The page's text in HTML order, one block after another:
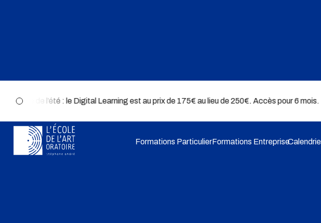
Offre de l’été : le Digital Learning est au prix de 175€ au lieu de 250€. Accès pour 6
Formations ParticulierFormations Entreprise